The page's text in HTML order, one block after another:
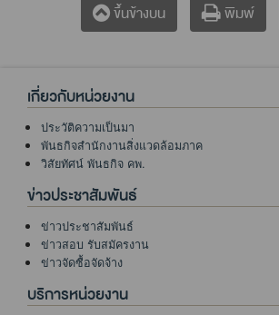
ขึ้นข้างบน พิมพ์
เกี่ยวกับหน่วยงาน
ประวัติความเป็นมา
พันธกิจสำนักงานสิ่งแวดล้อมภาค
วิสัยทัศน์ พันธกิจ คพ.
ข่าวประชาสัมพันธ์
ข่าวประชาสัมพันธ์
ข่าวสอบ รับสมัครงาน
ข่าวจัดซื้อจัดจ้าง
บริการหน่วยงาน